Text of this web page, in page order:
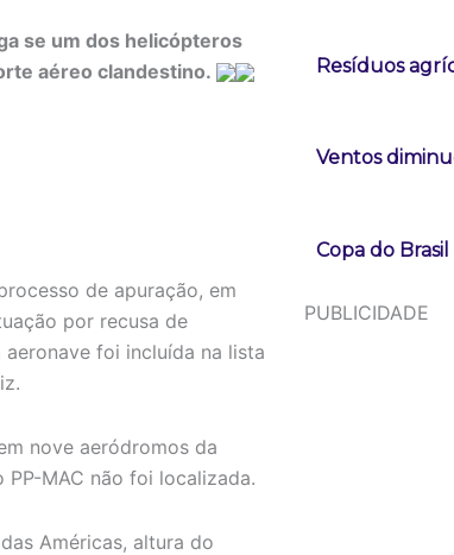
se um dos helicópteros
aéreo clandestino.
de apuração, em
por recusa de
foi incluída na lista
nove aeródromos da
MAC não foi localizada.
Américas, altura do
Resíduos
Ventos
Copa do
PUBLICIDADE